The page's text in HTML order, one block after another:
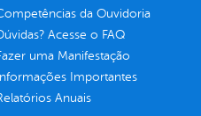
da Ouvidoria
Acesse o FAQ
uma Manifestação
Informações Importantes
Anuais